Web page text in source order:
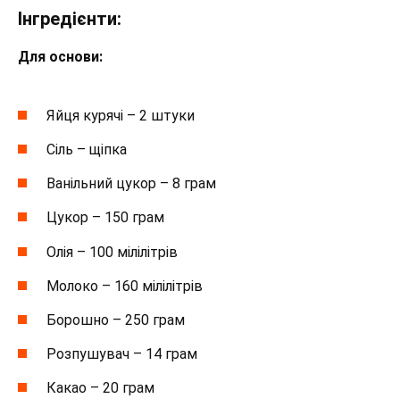
Інгредієнти:
Для основи:
Яйця курячі – 2 штуки
Сіль – щіпка
Ванільний цукор – 8 грам
Цукор – 150 грам
Олія – 100 мілілітрів
Молоко – 160 мілілітрів
Борошно – 250 грам
Розпушувач – 14 грам
Какао – 20 грам